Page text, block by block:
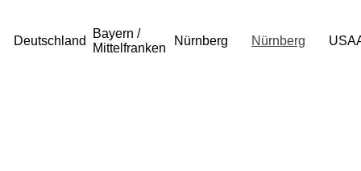
Deutschland
Bayern /
Mittelfranken
Nürnberg Nürnberg